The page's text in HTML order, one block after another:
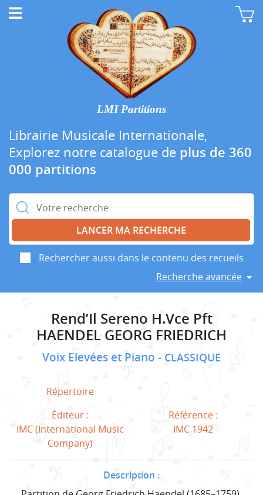
LMI Partitions
Librairie Musicale Internationale,
Explorez notre catalogue de plus de 360
000 partitions
Rechercher :
Rechercher aussi dans le contenu des recueils
Recherche avancée
Rend’Il Sereno H.Vce Pft
HAENDEL GEORG FRIEDRICH
Voix Elevées et Piano CLASSIQUE
Répertoire
Éditeur :
IMC (International Music
Company)
Référence :
IMC 1942
Description :